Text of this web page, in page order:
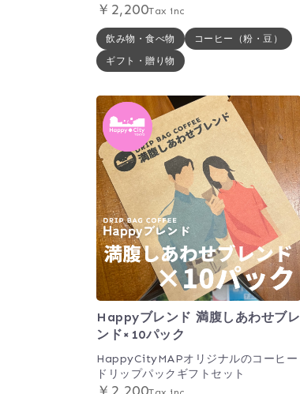
￥2,200Tax inc
飲み物・食べ物
コーヒー（粉・豆）
ギフト・贈り物
Happyブレンド 満腹しあわせブレ
ンド×10パック
HappyCityMAPオリジナルのコーヒー
ドリップパックギフトセット